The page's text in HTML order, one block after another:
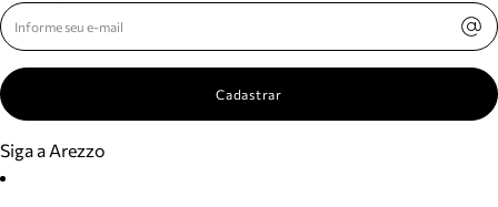
Cadastrar
Siga a Arezzo